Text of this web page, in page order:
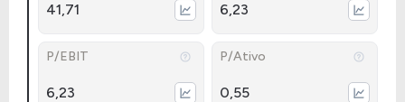
41,71 6,23
P/EBIT
6,23
P/Ativo
0,55